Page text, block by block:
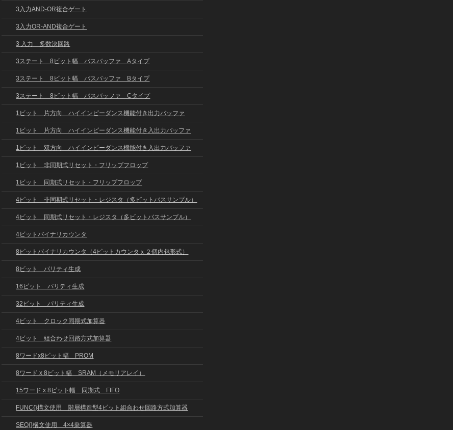
3入力AND-OR複合ゲート
3入力OR-AND複合ゲート
3 入力 多数決回路
3ステート 8ビット幅 バスバッファ Aタイプ
3ステート 8ビット幅 バスバッファ Bタイプ
3ステート 8ビット幅 バスバッファ Cタイプ
1ビット 片方向 ハイインピーダンス機能付き出力バッファ
1ビット 片方向 ハイインピーダンス機能付き入出力バッファ
1ビット 双方向 ハイインピーダンス機能付き入出力バッファ
1ビット 非同期式リセット・フリップフロップ
1ビット 同期式リセット・フリップフロップ
4ビット 非同期式リセット・レジスタ（多ビットバスサンプル）
4ビット 同期式リセット・レジスタ（多ビットバスサンプル）
4ビットバイナリカウンタ
8ビットバイナリカウンタ（4ビットカウンタｘ２個内包形式）
8ビット パリティ生成
16ビット パリティ生成
32ビット パリティ生成
4ビット クロック同期式加算器
4ビット 組合わせ回路方式加算器
8ワードx8ビット幅 PROM
8ワード x 8ビット幅 SRAM（メモリアレイ）
15ワード x 8ビット幅 同期式 FIFO
FUNC{}構文使用 階層構造型4ビット組合わせ回路方式加算器
SEQ{}構文使用 4×4乗算器